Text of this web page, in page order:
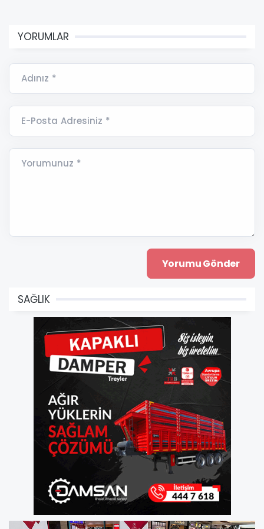
YORUMLAR
Adınız *
E-Posta Adresiniz *
Yorumunuz *
SAĞLIK